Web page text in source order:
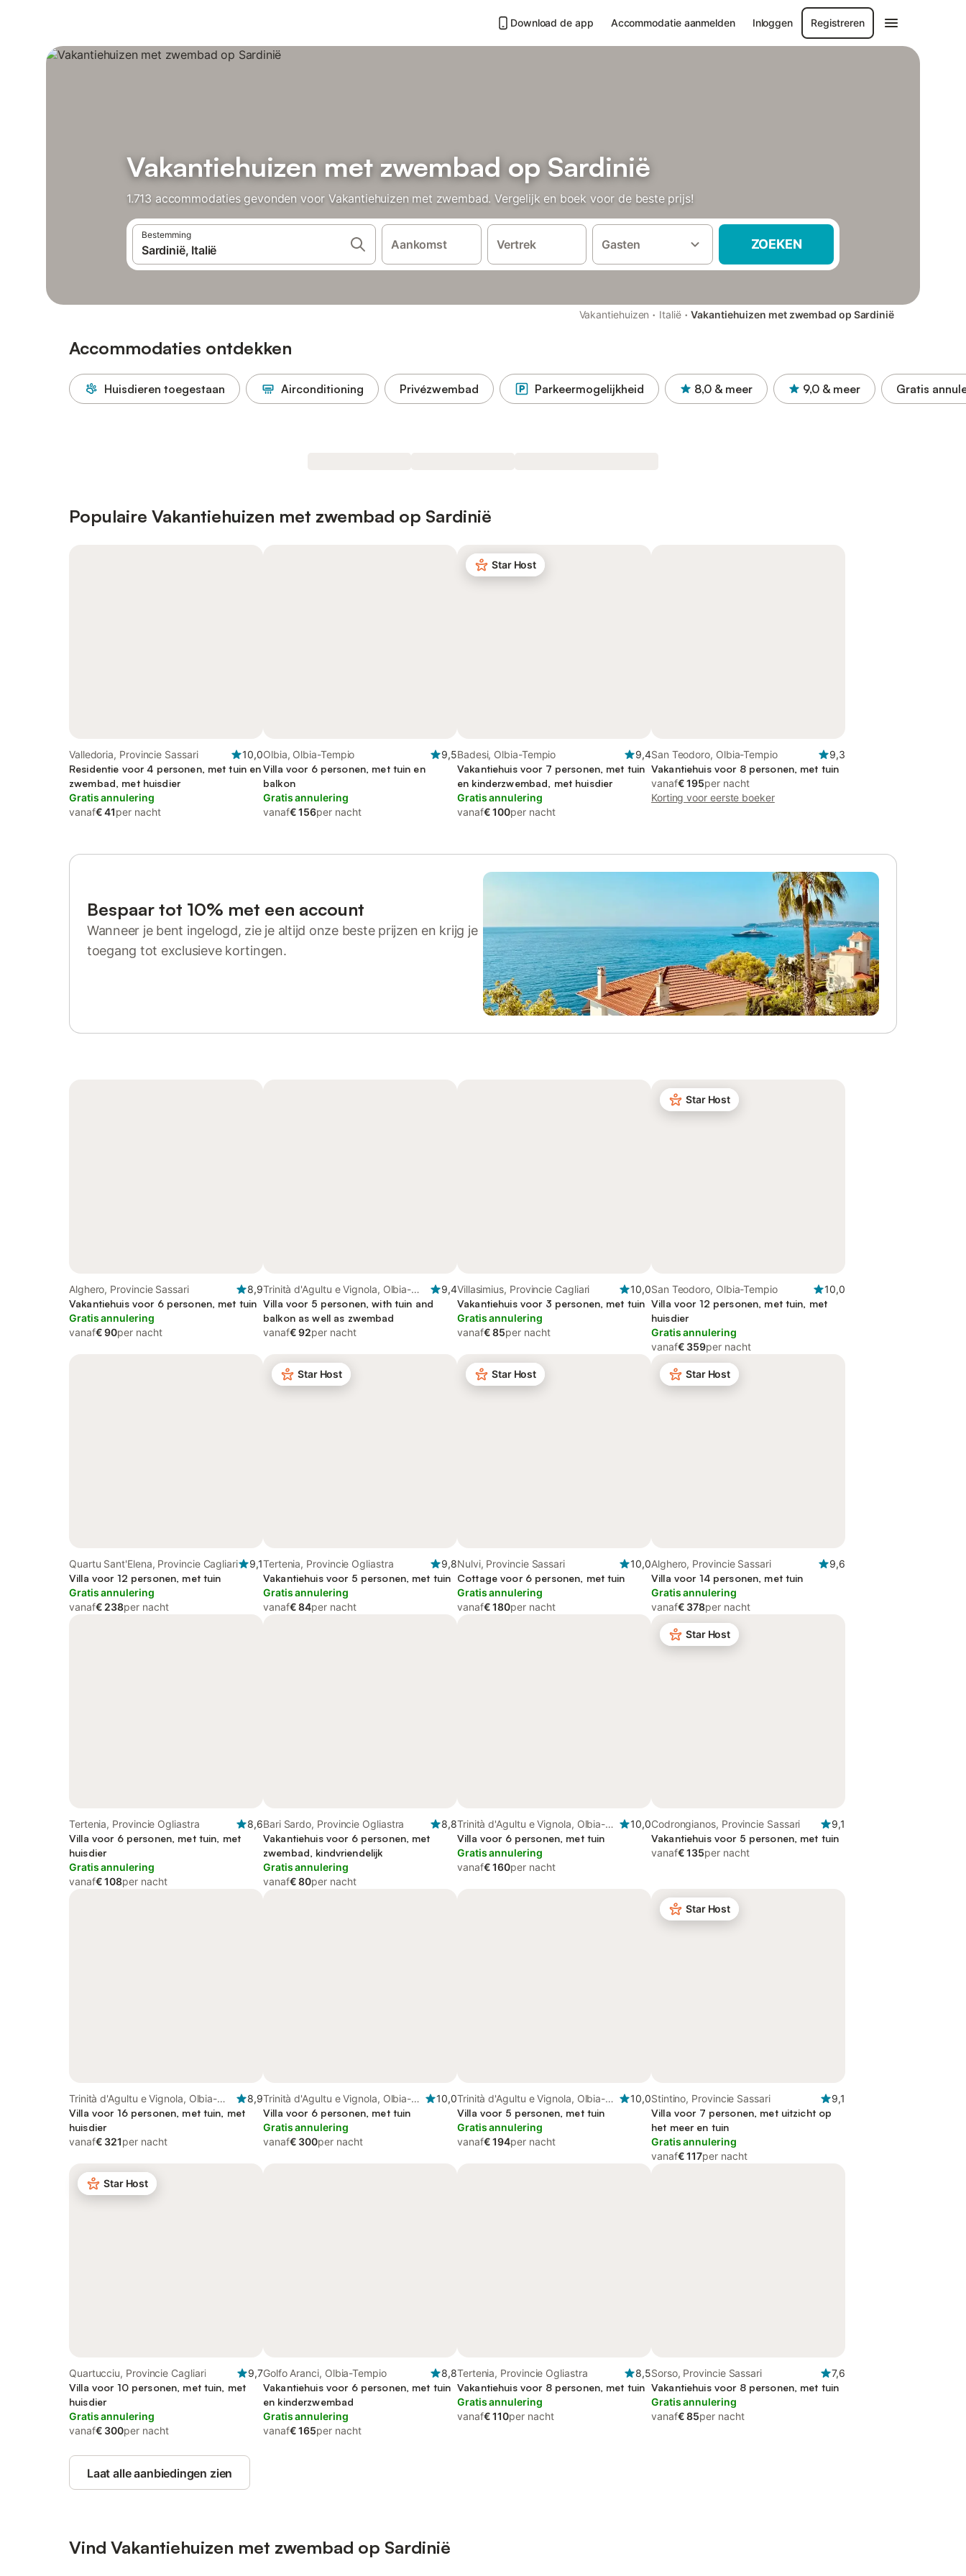
Download de app Accommodatie aanmelden Inloggen Registreren
Vakantiehuizen met zwembad op Sardinië
1.713 accommodaties gevonden voor Vakantiehuizen met zwembad. Vergelijk en boek voor de beste prijs!
Bestemming
Aankomst Vertrek Gasten ZOEKEN
Vakantiehuizen · Italië · Vakantiehuizen met zwembad op Sardinië
Accommodaties ontdekken
Huisdieren toegestaan Airconditioning Privézwembad Parkeermogelijkheid 8,0 & meer 9,0 & meer Gratis
Populaire Vakantiehuizen met zwembad op Sardinië
Valledoria, Provincie Sassari
10,0
Residentie voor 4 personen, met tuin en
zwembad, met huisdier
Gratis annulering
vanaf€ 41per nacht
Olbia, Olbia-Tempio
9,5
Villa voor 6 personen, met tuin en
balkon
Gratis annulering
vanaf€ 156per nacht
Star Host
Badesi, Olbia-Tempio
9,4
Vakantiehuis voor 7 personen, met tuin
en kinderzwembad, met huisdier
Gratis annulering
vanaf€ 100per nacht
San Teodoro, Olbia-Tempio
9,3
Vakantiehuis voor 8 personen, met tuin
vanaf€ 195per nacht
Korting voor eerste boeker
Bespaar tot 10% met een account
Wanneer je bent ingelogd, zie je altijd onze beste prijzen en krijg je
toegang tot exclusieve kortingen.
Alghero, Provincie Sassari
8,9
Vakantiehuis voor 6 personen, met tuin
Gratis annulering
vanaf€ 90per nacht
Trinità d'Agultu e Vignola, Olbia-
Tempio
9,4
Villa voor 5 personen, with tuin and
balkon as well as zwembad
vanaf€ 92per nacht
Villasimius, Provincie Cagliari
10,0
Vakantiehuis voor 3 personen, met tuin
Gratis annulering
vanaf€ 85per nacht
Star Host
San Teodoro, Olbia-Tempio
10,0
Villa voor 12 personen, met tuin, met
huisdier
Gratis annulering
vanaf€ 359per nacht
Quartu Sant'Elena, Provincie Cagliari
9,1
Villa voor 12 personen, met tuin
Gratis annulering
vanaf€ 238per nacht
Star Host
Tertenia, Provincie Ogliastra
9,8
Vakantiehuis voor 5 personen, met tuin
Gratis annulering
vanaf€ 84per nacht
Star Host
Nulvi, Provincie Sassari
10,0
Cottage voor 6 personen, met tuin
Gratis annulering
vanaf€ 180per nacht
Star Host
Alghero, Provincie Sassari
9,6
Villa voor 14 personen, met tuin
Gratis annulering
vanaf€ 378per nacht
Tertenia, Provincie Ogliastra
8,6
Villa voor 6 personen, met tuin, met
huisdier
Gratis annulering
vanaf€ 108per nacht
Bari Sardo, Provincie Ogliastra
8,8
Vakantiehuis voor 6 personen, met
zwembad, kindvriendelijk
Gratis annulering
vanaf€ 80per nacht
Trinità d'Agultu e Vignola, Olbia-
Tempio
10,0
Villa voor 6 personen, met tuin
Gratis annulering
vanaf€ 160per nacht
Star Host
Codrongianos, Provincie Sassari
9,1
Vakantiehuis voor 5 personen, met tuin
vanaf€ 135per nacht
Trinità d'Agultu e Vignola, Olbia-
Tempio
8,9
Villa voor 16 personen, met tuin, met
huisdier
vanaf€ 321per nacht
Trinità d'Agultu e Vignola, Olbia-
Tempio
10,0
Villa voor 6 personen, met tuin
Gratis annulering
vanaf€ 300per nacht
Trinità d'Agultu e Vignola, Olbia-
Tempio
10,0
Villa voor 5 personen, met tuin
Gratis annulering
vanaf€ 194per nacht
Star Host
Stintino, Provincie Sassari
9,1
Villa voor 7 personen, met uitzicht op
het meer en tuin
Gratis annulering
vanaf€ 117per nacht
Star Host
Quartucciu, Provincie Cagliari
9,7
Villa voor 10 personen, met tuin, met
huisdier
Gratis annulering
vanaf€ 300per nacht
Golfo Aranci, Olbia-Tempio
8,8
Vakantiehuis voor 6 personen, met tuin
en kinderzwembad
Gratis annulering
vanaf€ 165per nacht
Tertenia, Provincie Ogliastra
8,5
Vakantiehuis voor 8 personen, met tuin
Gratis annulering
vanaf€ 110per nacht
Sorso, Provincie Sassari
7,6
Vakantiehuis voor 8 personen, met tuin
Gratis annulering
vanaf€ 85per nacht
Laat alle aanbiedingen zien
Vind Vakantiehuizen met zwembad op Sardinië